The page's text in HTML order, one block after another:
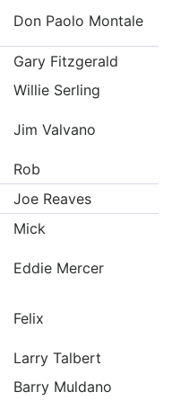
Don Paolo Montale
Gary Fitzgerald
Willie Serling
Jim Valvano
Rob
Joe Reaves
Mick
Eddie Mercer
Felix
Larry Talbert
Barry Muldano